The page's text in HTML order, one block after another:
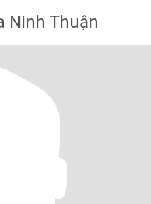
Ninh Thuận